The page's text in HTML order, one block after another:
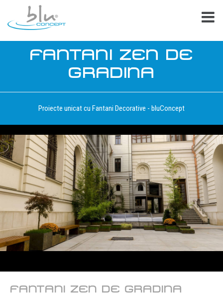
FANTANI ZEN DE
GRADINA
Proiecte unicat cu Fantani Decorative - bluConcept
FANTANI ZEN DE GRADINA